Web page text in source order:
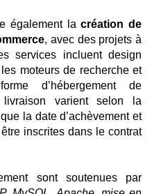
également lacréation de
, avec des projets à
services incluent design
moteurs de recherche et
d’hébergement de
livraison varient selon la
la date d’achèvement et
inscrites dans le contrat
sont soutenues par